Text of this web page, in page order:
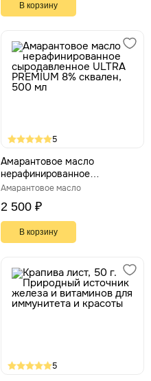
В корзину
5
Амарантовое масло
нерафинированное
сыродавленное ULTRA
Амарантовое масло
2 500 ₽
В корзину
5